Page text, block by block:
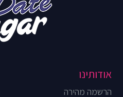
אודותינו
הרשמה מהירה